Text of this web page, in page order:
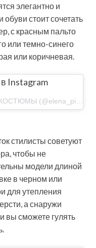
элегантно и
стоит сочетать
с красным пальто
или темно-синего
или коричневая.
Instagram
стилисты советуют
чтобы не
модели длиной
в черном или
для утепления
а снаружи
вы сможете гулять